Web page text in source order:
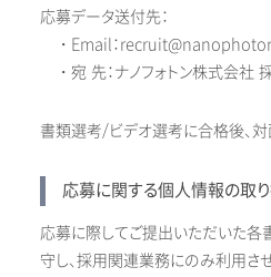
応募データ送付先：
・Email：
・宛 先：ナノフォトン株式会社
書類選考/ビデオ選考に合格後、対
応募に関する個人情報の取
応募に際してご提出いただいた各
守し、採用関連業務にのみ利用さ